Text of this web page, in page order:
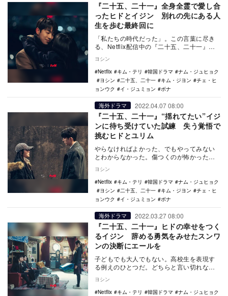
『二十五、二十一』全身全霊で愛し合
ったヒドとイジン 別れの先にある人
生を歩む最終回に
「私たちの時代だった」。この言葉に尽き
る、Netflix配信中の『二十五、二十一』。
始まる…
ヨシン
Netflix
キム・テリ 韓国ドラマ
ナム・ジュヒョク
ヨシン
二十五、二十一 キム・ジヨン
チェ・ヒ
ョンウク
イ・ジュミョン ボナ
海外ドラマ 2022.04.07 08:00
『二十五、二十一』“揺れてたい”イジ
ンに待ち受けていた試練 失う覚悟で
挑むヒドとユリム
やらなければよかった、でもやってみない
とわからなかった。傷つくのが怖かった、
飛び込むと想定…
ヨシン
Netflix
キム・テリ 韓国ドラマ
ナム・ジュヒョク
ヨシン
二十五、二十一 キム・ジヨン
チェ・ヒ
ョンウク
イ・ジュミョン ボナ
海外ドラマ 2022.03.27 08:00
『二十五、二十一』ヒドの幸せをつく
るイジン 辞める勇気をみせたスンワ
ンの決断にエールを
子どもでも大人でもない。高校生を表現す
る例えのひとつだ。どちらと言い切れなく
ム（ボナ）たち…
ヨシン
Netflix
キム・テリ 韓国ドラマ
ナム・ジュヒョク